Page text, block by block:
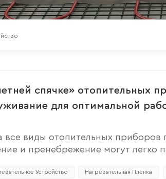
спячке» отопительных
для оптимальной
все виды отопительных приборов
и пренебрежение могут легко
но и устраняет
Устройство Нагревательная Пленка